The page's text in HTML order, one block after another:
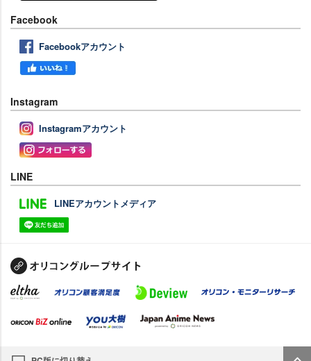
Facebook
Facebookアカウント
Instagram
Instagramアカウント
LINE
LINEアカウントメディア